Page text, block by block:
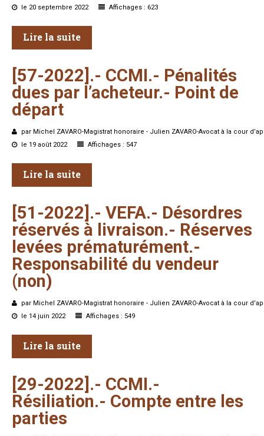
le 20 septembre 2022
Affichages : 623
Lire la suite
[57-2022].- CCMI.- Pénalités
dues par l’acheteur.- Point de
départ
par Michel ZAVARO-Magistrat honoraire - Julien ZAVARO-Avocat à la cour
le 19 août 2022
Affichages : 547
Lire la suite
[51-2022].- VEFA.- Désordres
réservés à livraison.- Réserves
levées prématurément.-
Responsabilité du vendeur
(non)
par Michel ZAVARO-Magistrat honoraire - Julien ZAVARO-Avocat à la cour
le 14 juin 2022
Affichages : 549
Lire la suite
[29-2022].- CCMI.-
Résiliation.- Compte entre les
parties